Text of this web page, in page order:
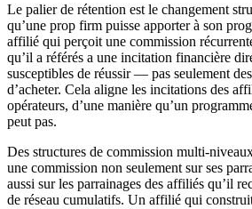
Le palier de rétention est le changement
qu’une prop firm puisse apporter à son
affilié qui perçoit une commission
qu’il a référés a une incitation financière
susceptibles de réussir — pas seulement
d’acheter. Cela aligne les incitations des
opérateurs, d’une manière qu’un
peut pas.
Des structures de commission multi-
une commission non seulement sur ses
aussi sur les parrainages des affiliés qu’il
de réseau cumulatifs. Un affilié qui